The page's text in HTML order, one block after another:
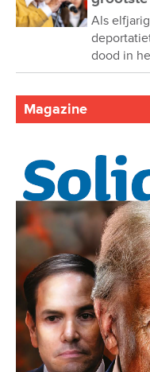
Als
dood in
Magazine